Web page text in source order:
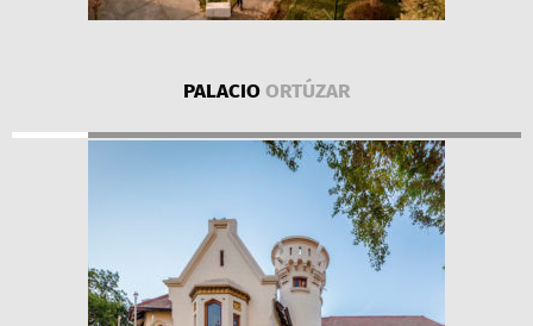
PALACIOORTÚZAR